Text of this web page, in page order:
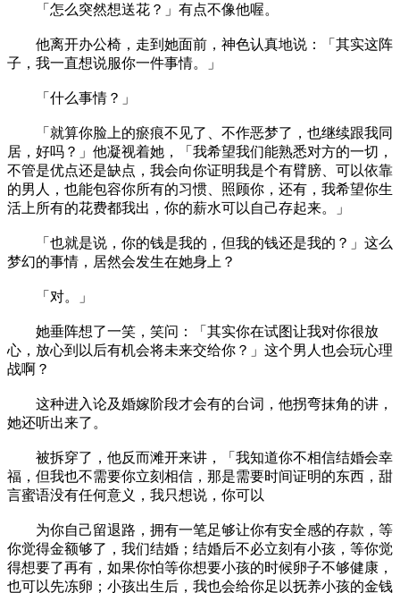
「怎么突然想送花？」有点不像他喔。
他离开办公椅，走到她面前，神色认真地说：「其实这阵
子，我一直想说服你一件事情。」
「什么事情？」
「就算你脸上的瘀痕不见了、不作恶梦了，也继续跟我同
居，好吗？」他凝视着她，「我希望我们能熟悉对方的一切，
不管是优点还是缺点，我会向你证明我是个有臂膀、可以依靠
的男人，也能包容你所有的习惯、照顾你，还有，我希望你生
活上所有的花费都我出，你的薪水可以自己存起来。」
「也就是说，你的钱是我的，但我的钱还是我的？」这么
梦幻的事情，居然会发生在她身上？
「对。」
她垂阵想了一笑，笑问：「其实你在试图让我对你很放
心，放心到以后有机会将未来交给你？」这个男人也会玩心理
战啊？
这种进入论及婚嫁阶段才会有的台词，他拐弯抹角的讲，
她还听出来了。
被拆穿了，他反而滩开来讲，「我知道你不相信结婚会幸
福，但我也不需要你立刻相信，那是需要时间证明的东西，甜
言蜜语没有任何意义，我只想说，你可以
为你自己留退路，拥有一笔足够让你有安全感的存款，等
你觉得金额够了，我们结婚；结婚后不必立刻有小孩，等你觉
得想要了再有，如果你怕等你想要小孩的时候卵子不够健康，
也可以先冻卵；小孩出生后，我也会给你足以抚养小孩的金钱